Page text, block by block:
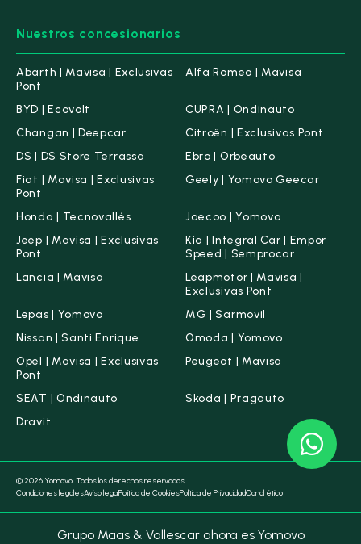
Nuestros concesionarios
Abarth | Mavisa | Exclusivas
Pont
Alfa Romeo | Mavisa
BYD | Ecovolt
CUPRA | Ondinauto
Changan | Deepcar
Citroën | Exclusivas Pont
DS | DS Store Terrassa
Ebro | Orbeauto
Fiat | Mavisa | Exclusivas
Pont
Geely | Yomovo Geecar
Honda | Tecnovallés
Jaecoo | Yomovo
Jeep | Mavisa | Exclusivas
Pont
Kia | Integral Car | Empor
Speed | Semprocar
Lancia | Mavisa
Leapmotor | Mavisa |
Exclusivas Pont
Lepas | Yomovo
MG | Sarmovil
Nissan | Santi Enrique
Omoda | Yomovo
Opel | Mavisa | Exclusivas
Pont
Peugeot | Mavisa
SEAT | Ondinauto
Skoda | Pragauto
Dravit
Condiciones legalesAviso legalPolítica de CookiesPolítica de PrivacidadCanal ético
© 2026 Yomovo. Todos los derechos reservados.
Grupo Maas & Vallescar ahora es Yomovo